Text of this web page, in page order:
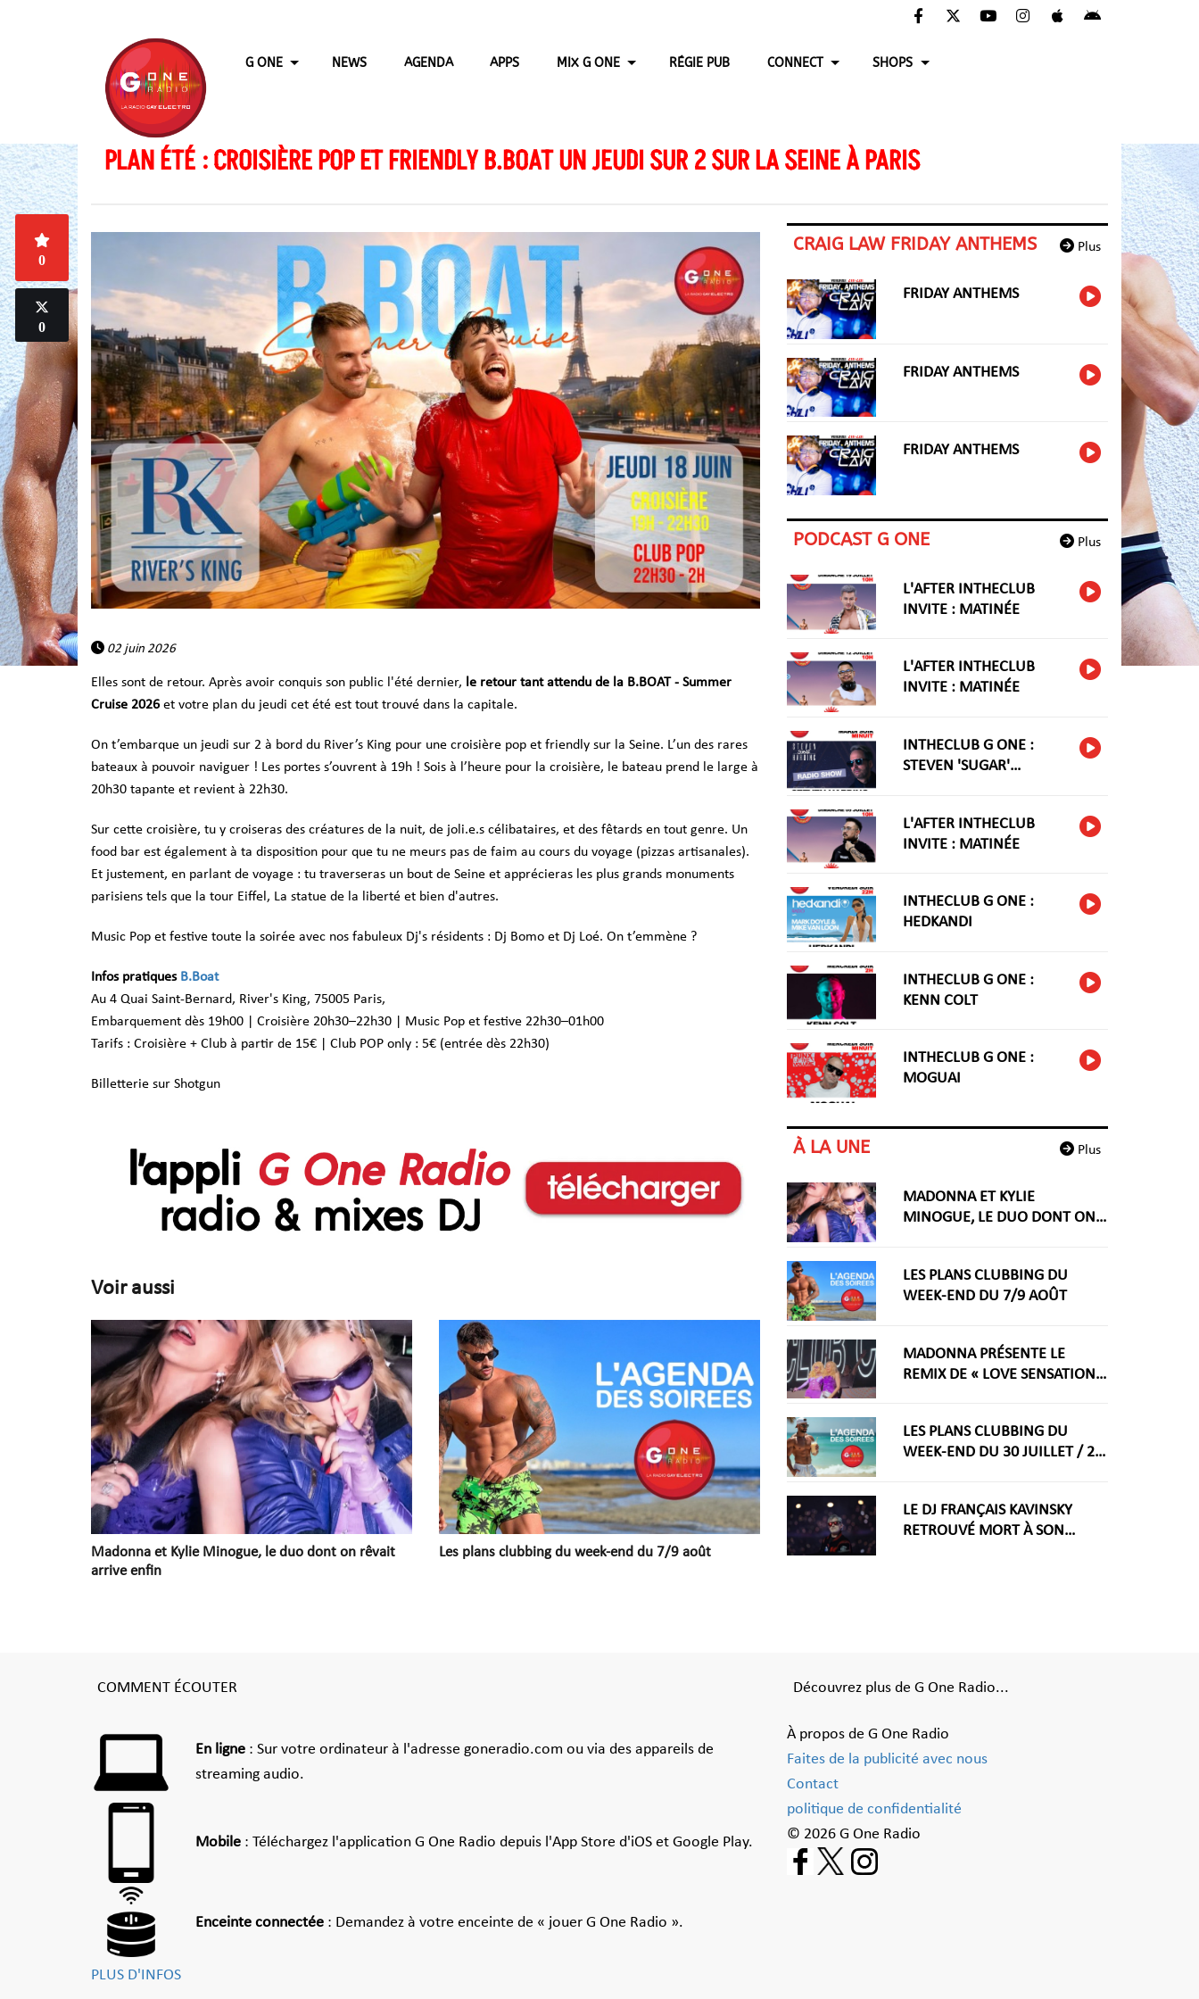
G ONE NEWS AGENDA APPS MIX G ONE RÉGIE PUB CONNECT SHOPS
PLAN ÉTÉ : CROISIÈRE POP ET FRIENDLY B.BOAT UN JEUDI SUR 2 SUR LA SEINE À PARIS
0
0
02 juin 2026
Elles sont de retour. Après avoir conquis son public l'été dernier, le retour tant attendu de la B.BOAT - Summer
Cruise 2026et votre plan du jeudi cet été est tout trouvé dans la capitale.
On t’embarque un jeudi sur 2 à bord du River’s King pour une croisière pop et friendly sur la Seine. L’un des rares
bateaux à pouvoir naviguer ! Les portes s’ouvrent à 19h ! Sois à l’heure pour la croisière, le bateau prend le large à
20h30 tapante et revient à 22h30.
Sur cette croisière, tu y croiseras des créatures de la nuit, de joli.e.s célibataires, et des fêtards en tout genre. Un
food bar est également à ta disposition pour que tu ne meurs pas de faim au cours du voyage (pizzas artisanales).
Et justement, en parlant de voyage : tu traverseras un bout de Seine et apprécieras les plus grands monuments
parisiens tels que la tour Eiffel, La statue de la liberté et bien d'autres.
Music Pop et festive toute la soirée avec nos fabuleux Dj's résidents : Dj Bomo et Dj Loé. On t’emmène ?
Infos pratiques B.Boat
Au 4 Quai Saint-Bernard, River's King, 75005 Paris,
Embarquement dès 19h00 | Croisière 20h30–22h30 | Music Pop et festive 22h30–01h00
Tarifs : Croisière + Club à partir de 15€ | Club POP only : 5€ (entrée dès 22h30)
Billetterie sur Shotgun
Voir aussi
Madonna et Kylie Minogue, le duo dont on rêvait
arrive enfin
Les plans clubbing du week-end du 7/9 août
Plus
CRAIG LAW FRIDAY ANTHEMS
FRIDAY ANTHEMS
FRIDAY ANTHEMS
FRIDAY ANTHEMS
Plus
PODCAST G ONE
L'AFTER INTHECLUB
INVITE : MATINÉE
L'AFTER INTHECLUB
INVITE : MATINÉE
INTHECLUB G ONE :
STEVEN 'SUGAR'
L'AFTER INTHECLUB
INVITE : MATINÉE
INTHECLUB G ONE :
HEDKANDI
INTHECLUB G ONE :
KENN COLT
INTHECLUB G ONE :
MOGUAI
Plus
À LA UNE
MADONNA ET KYLIE
MINOGUE, LE DUO DONT ON
LES PLANS CLUBBING DU
WEEK-END DU 7/9 AOÛT
MADONNA PRÉSENTE LE
REMIX DE « LOVE SENSATION »
2026
LES PLANS CLUBBING DU
WEEK-END DU 30 JUILLET / 2
LE DJ FRANÇAIS KAVINSKY
RETROUVÉ MORT À SON
COMMENT ÉCOUTER
En ligne : Sur votre ordinateur à l'adresse goneradio.com ou via des appareils de
streaming audio.
Mobile : Téléchargez l'application G One Radio depuis l'App Store d'iOS et Google Play.
Enceinte connectée : Demandez à votre enceinte de « jouer G One Radio ».
PLUS D'INFOS
Découvrez plus de G One Radio...
À propos de G One Radio
Faites de la publicité avec nous
Contact
politique de confidentialité
© 2026 G One Radio